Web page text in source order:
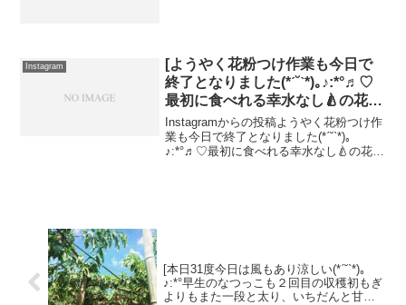
Instagram
[ようやく花粉つけ作業も今日で
終了となりました(*ˊ˘ˋ*)｡♪:*°♬︎♡
最初に食べれる幸水なし🍐の花が
花粉つけ最後の花になりました＿
φ(．．)ﾒﾓﾒﾓ早く実になって食べ
れるのに最後に咲くなんて不思議
Instagramからの投稿ようやく花粉つけ作
業も今日で終了となりました(*ˊ˘ˋ*)｡
♪:*°♬︎♡最初に食べれる幸水なし🍐の花が
[本日31度今日は風もあり涼しい(*ˊ˘ˋ*)｡
♪:*°早生のなつっこも２回目の収穫初もぎ
よりもまた一段と太り、いちだんと甘み